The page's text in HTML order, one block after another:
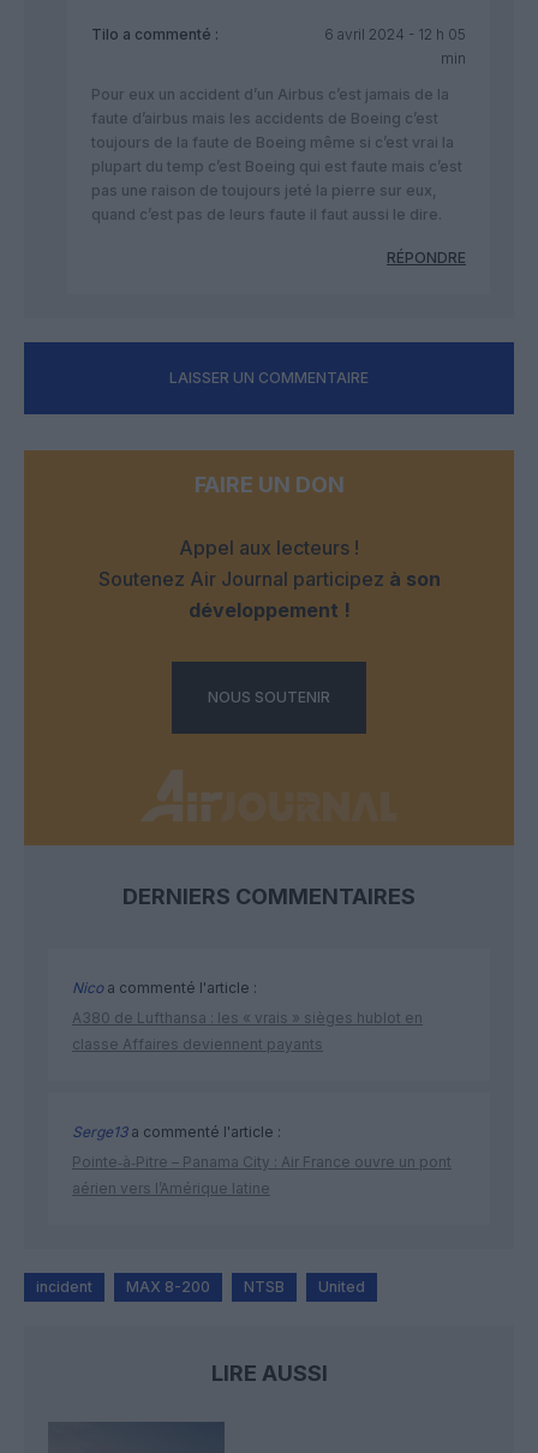
Tilo a commenté :
6 avril 2024 - 12 h 05
min
Pour eux un accident d’un Airbus c’est jamais de la
faute d’airbus mais les accidents de Boeing c’est
toujours de la faute de Boeing même si c’est vrai la
plupart du temp c’est Boeing qui est faute mais c’est
pas une raison de toujours jeté la pierre sur eux,
quand c’est pas de leurs faute il faut aussi le dire.
RÉPONDRE
LAISSER UN COMMENTAIRE
FAIRE UN DON
Appel aux lecteurs !
Soutenez Air Journal participez à son
développement !
NOUS SOUTENIR
DERNIERS COMMENTAIRES
Nicoa commenté l'article :
A380 de Lufthansa : les « vrais » sièges hublot en
classe Affaires deviennent payants
Serge13a commenté l'article :
Pointe‑à‑Pitre – Panama City : Air France ouvre un pont
aérien vers l’Amérique latine
incident MAX 8-200 NTSB United
LIRE AUSSI